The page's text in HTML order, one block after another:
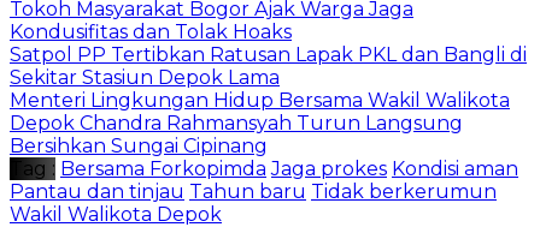
Tokoh Masyarakat Bogor Ajak Warga Jaga
Kondusifitas dan Tolak Hoaks
Satpol PP Tertibkan Ratusan Lapak PKL dan Bangli di
Sekitar Stasiun Depok Lama
Menteri Lingkungan Hidup Bersama Wakil Walikota
Depok Chandra Rahmansyah Turun Langsung
Bersihkan Sungai Cipinang
Tag : Bersama Forkopimda Jaga prokes Kondisi aman
Pantau dan tinjau Tahun baru Tidak berkerumun
Wakil Walikota Depok